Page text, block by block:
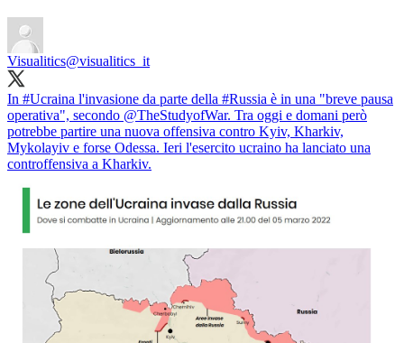
Visualitics@visualitics_it
In #Ucraina l'invasione da parte della #Russia è in una "breve pausa
operativa", secondo @TheStudyofWar. Tra oggi e domani però
potrebbe partire una nuova offensiva contro Kyiv, Kharkiv,
Mykolayiv e forse Odessa. Ieri l'esercito ucraino ha lanciato una
controffensiva a Kharkiv.